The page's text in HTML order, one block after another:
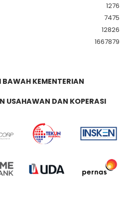
1276
7475
12826
1667879
BAWAH KEMENTERIAN
USAHAWAN DAN KOPERASI